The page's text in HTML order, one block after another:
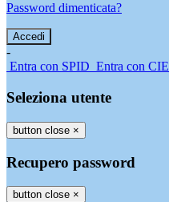
Password dimenticata?
-
Entra con SPID Entra con CIE
Seleziona utente
button close ×
Recupero password
button close ×